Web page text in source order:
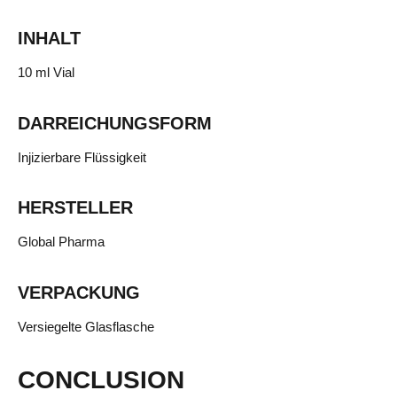
INHALT
10 ml Vial
DARREICHUNGSFORM
Injizierbare Flüssigkeit
HERSTELLER
Global Pharma
VERPACKUNG
Versiegelte Glasflasche
CONCLUSION